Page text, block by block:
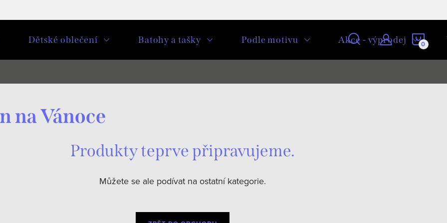
Dětské oblečení Batohy a tašky Podle motivu Akce - výprodej
na Vánoce
Produkty teprve připravujeme.
Můžete se ale podívat na ostatní kategorie.